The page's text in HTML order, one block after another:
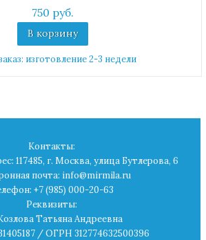
750 руб.
В корзину
изготовление 2-3 недели
Контакты:
117485, г. Москва, улица Бутлерова, 6
почта: info@mirmila.ru
+7 (985) 000-20-63
Реквизиты:
Татьяна Андреевна
/ ОГРН 312774632500396